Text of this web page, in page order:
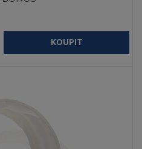
KOUPIT